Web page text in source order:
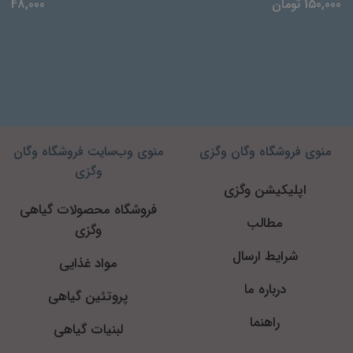
150,000 تومان 48,000 تومان
منوی فروشگاه وگان وگزی
اپلیکیشن وگزی
مطالب
شرایط ارسال
درباره ما
راهنما
منوی وب‌سایت فروشگاه وگان
وگزی
فروشگاه محصولات گیاهی
وگزی
مواد غذایی
پروتئین گیاهی
لبنیات گیاهی